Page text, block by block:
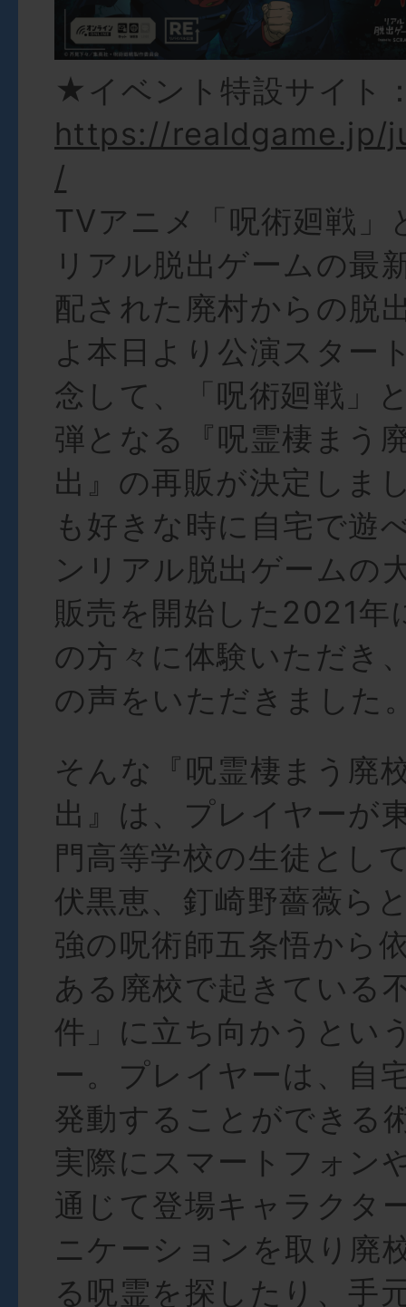
★イベント特設サイト
https://realdgame.jp/
/
TVアニメ「呪術廻戦」
リアル脱出ゲームの最
配された廃村からの脱
よ本日より公演スター
念して、「呪術廻戦」
弾となる『呪霊棲まう
出』の再販が決定しま
も好きな時に自宅で遊
ンリアル脱出ゲームの
販売を開始した2021年
の方々に体験いただき
の声をいただきました
そんな『呪霊棲まう廃
出』は、プレイヤーが
門高等学校の生徒とし
伏黒恵、釘崎野薔薇ら
強の呪術師五条悟から
ある廃校で起きている
件」に立ち向かうとい
ー。プレイヤーは、自
発動することができる
実際にスマートフォン
通じて登場キャラクタ
ニケーションを取り廃
る呪霊を探したり、手